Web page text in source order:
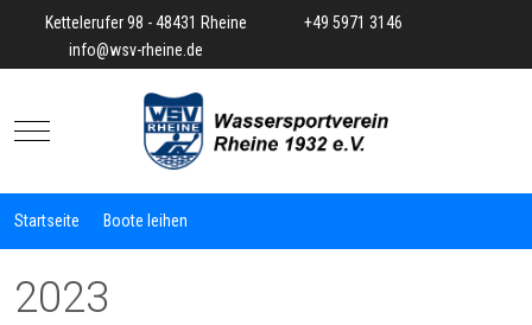
Kettelerufer 98 - 48431 Rheine
+49 5971 3146
info@wsv-rheine.de
Mobile Menu Toggle
Startseite Boote leihen
2023